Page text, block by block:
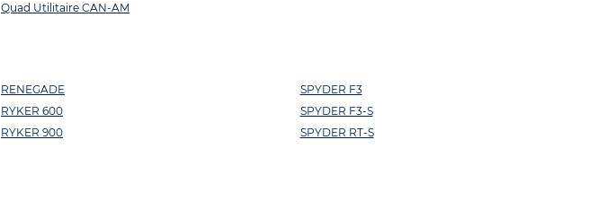
Quad Utilitaire CAN-AM
RENEGADE
RYKER 600
RYKER 900
SPYDER F3
SPYDER F3-S
SPYDER RT-S